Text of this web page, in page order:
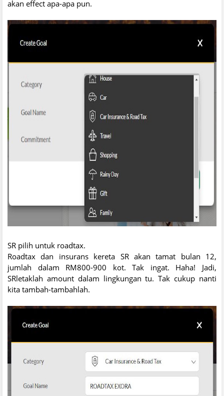
akan effect apa-apa pun.
SR pilih untuk roadtax.
Roadtax dan insurans kereta SR akan tamat bulan 12,
jumlah dalam RM800-900 kot. Tak ingat. Haha! Jadi,
SRletaklah amount dalam lingkungan tu. Tak cukup nanti
kita tambah-tambahlah.